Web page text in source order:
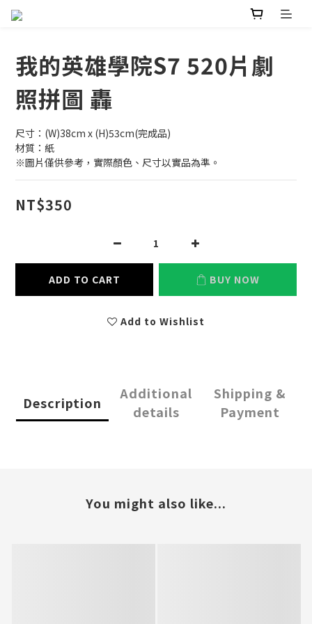
我的英雄學院S7 520片劇
照拼圖 轟
尺寸：(W)38cm x (H)53cm(完成品)
材質：紙
※圖片僅供參考，實際顏色、尺寸以實品為準。
NT$350
ADD TO CART BUY NOW
Add to Wishlist
Description
Additional
details
Shipping &
Payment
You might also like...